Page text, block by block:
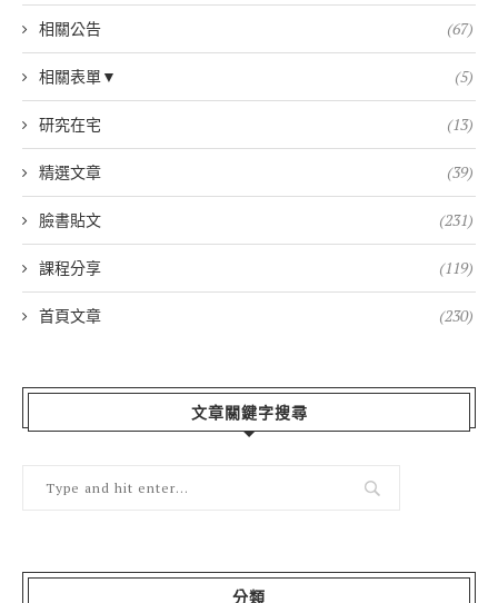
相關公告 (67)
相關表單▼ (5)
研究在宅 (13)
精選文章 (39)
臉書貼文 (231)
課程分享 (119)
首頁文章 (230)
文章關鍵字搜尋
分類